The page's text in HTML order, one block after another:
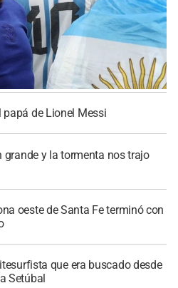
papá de Lionel Messi
grande y la tormenta nos trajo
oeste de Santa Fe terminó con
que era buscado desde
Setúbal